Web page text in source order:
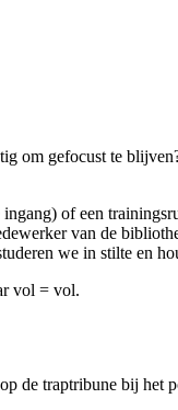
om gefocust te
of een
van de
we in stilte en
vol = vol.
de traptribune bij het